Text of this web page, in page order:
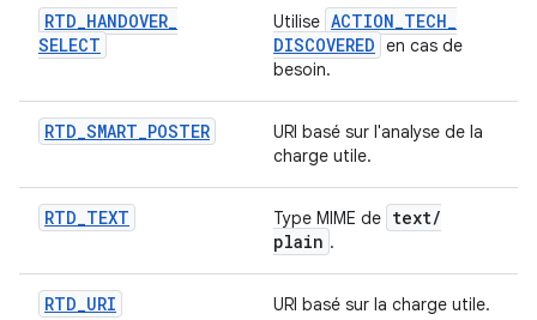
RTD_HANDOVER_
SELECT
Utilise ACTION_TECH_
DISCOVERED en cas de
besoin.
RTD_SMART_POSTER
URI basé sur l'analyse de la
charge utile.
RTD_TEXT Type MIME de text/
plain .
RTD_URI URI basé sur la charge utile.